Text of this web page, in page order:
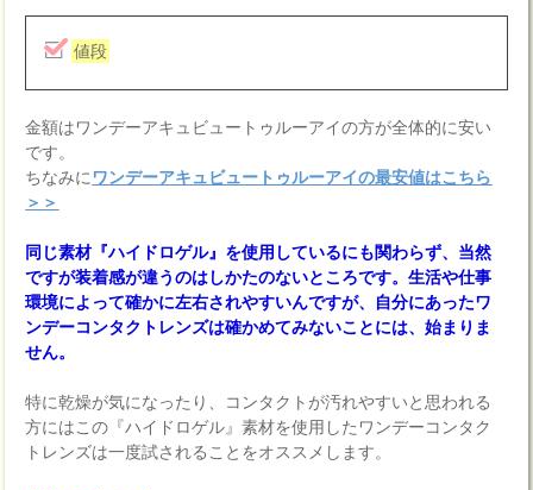
値段
金額はワンデーアキュビュートゥルーアイの方が全体的に安い
です。
ちなみに ワンデーアキュビュートゥルーアイの最安値はこちら
＞＞
同じ素材『ハイドロゲル』を使用しているにも関わらず、当然
ですが装着感が違うのはしかたのないところです。生活や仕事
環境によって確かに左右されやすいんですが、自分にあったワ
ンデーコンタクトレンズは確かめてみないことには、始まりま
せん。
特に乾燥が気になったり、コンタクトが汚れやすいと思われる
方にはこの『ハイドロゲル』素材を使用したワンデーコンタク
トレンズは一度試されることをオススメします。